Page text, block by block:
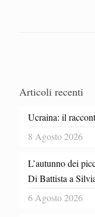
Articoli recenti
Ucraina: il
8 Agosto 2026
L’autunno dei
Di Battista a
6 Agosto 2026